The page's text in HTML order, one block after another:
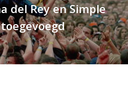
del Rey en Simple